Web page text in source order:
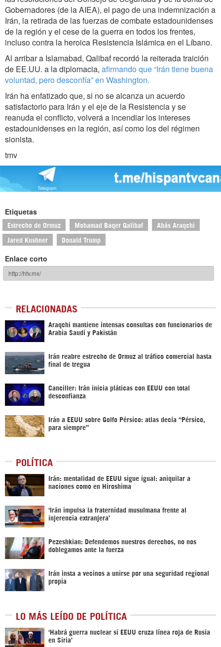
Gobernadores (de la AIEA), el pago de una indemnización a
Irán, la retirada de las fuerzas de combate estadounidenses
de la región y el cese de la guerra en todos los frentes,
incluso contra la heroica Resistencia Islámica en el Líbano.
Al arribar a Islamabad, Qalibaf recordó la reiterada traición
de EE.UU. a la diplomacia, afirmando que “Irán tiene buena
voluntad, pero desconfía” en Washington.
Irán ha enfatizado que, si no se alcanza un acuerdo
satisfactorio para Irán y el eje de la Resistencia y se
reanuda el conflicto, volverá a incendiar los intereses
estadounidenses en la región, así como los del régimen
sionista.
tmv
Etiquetas
Estrecho de Ormuz Mohamad Baqer Qalibaf Abás Araqchi
Jared Kushner Donald Trump
Enlace corto
RELACIONADAS
Araqchi mantiene intensas consultas con funcionarios de
Arabia Saudí y Pakistán
Irán reabre estrecho de Ormuz al tráfico comercial hasta
final de tregua
Canciller: Irán inicia pláticas con EEUU con total
desconfianza
Irán a EEUU sobre Golfo Pérsico: atlas decía “Pérsico,
para siempre”
POLÍTICA
Irán: mentalidad de EEUU sigue igual: aniquilar a
naciones como en Hiroshima
‘Irán impulsa la fraternidad musulmana frente al
injerencia extranjera’
Pezeshkian: Defendemos nuestros derechos, no nos
doblegamos ante la fuerza
Irán insta a vecinos a unirse por una seguridad regional
propia
LO MÁS LEÍDO DE POLÍTICA
‎‘Habrá guerra nuclear si EEUU cruza línea roja de Rusia
en Siria’‎